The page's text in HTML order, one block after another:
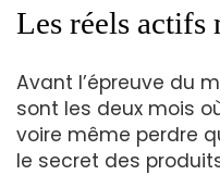
Les réels actifs
Avant l’épreuve du
sont les deux mois
voire même perdre
le secret des